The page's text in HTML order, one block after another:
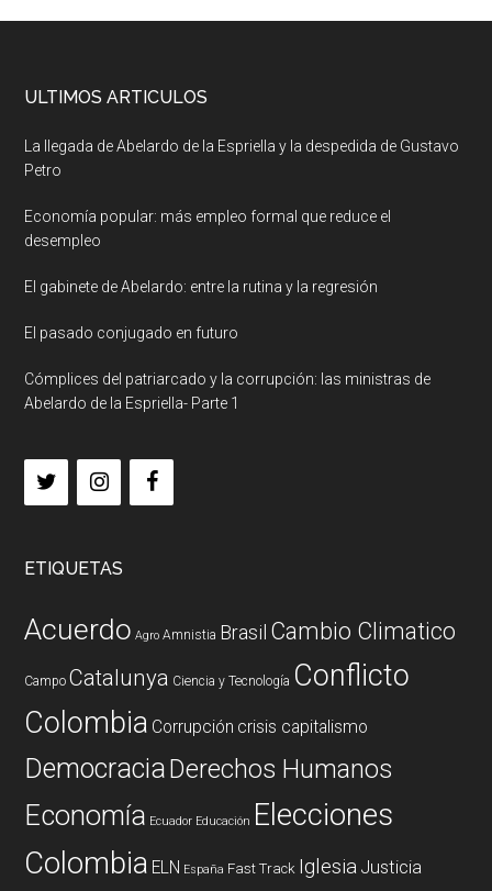
ULTIMOS ARTICULOS
La llegada de Abelardo de la Espriella y la despedida de Gustavo
Petro
Economía popular: más empleo formal que reduce el
desempleo
El gabinete de Abelardo: entre la rutina y la regresión
El pasado conjugado en futuro
Cómplices del patriarcado y la corrupción: las ministras de
Abelardo de la Espriella- Parte 1
ETIQUETAS
Acuerdo Agro Amnistia Brasil Cambio Climatico
Campo Catalunya Ciencia y Tecnología Conflicto
Colombia Corrupción crisis capitalismo
DemocraciaDerechos Humanos
Economía Ecuador Educación Elecciones
Colombia ELN España Fast Track Iglesia Justicia